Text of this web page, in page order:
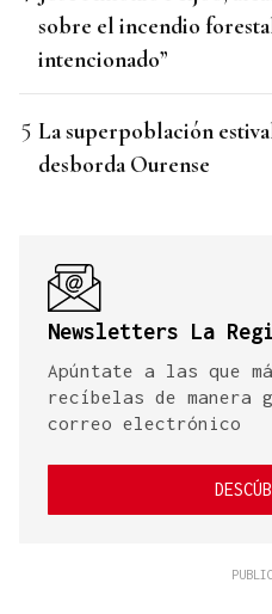
sobre el incendio
intencionado”
La superpoblación
desborda Ourense
Newsletters La
Apúntate a las que
recíbelas de manera
correo electrónico